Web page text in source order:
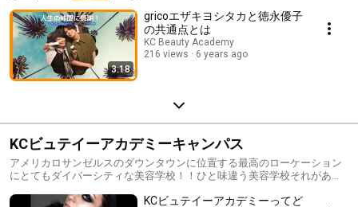
3:18
gricoエザキヨシタカと徳永優子
の共通点とは
KC Beauty Academy
216 views
6 years ago
KCビュテイーアカデミーキャンパス
アメリカロサンゼルスのダウンタウンに位置する最高のローケーション
にとてもダイバーシティな美容学校！！ひと味違う美容学校それがあな
KCビュテイーアカデミーってど